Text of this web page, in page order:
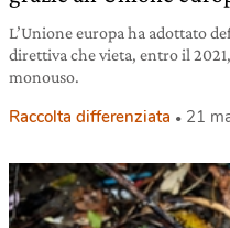
L’Unione europa ha adottato
direttiva che vieta, entro il
monouso.
Raccolta differenziata 21